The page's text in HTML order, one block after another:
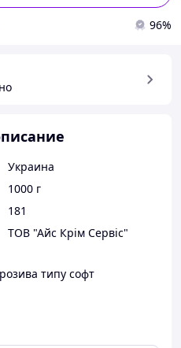
96%
Украина
1000 г
181
ТОВ "Айс Крім Сервіс"
типу софт